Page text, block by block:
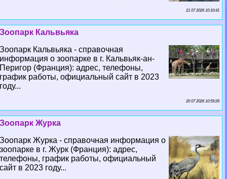
21 07 2026 10:10:41
Зоопарк Кальвьяка
Зоопарк Кальвьяка - справочная
информация о зоопарке в г. Кальвьяк-ан-
Перигор (Франция): адрес, телефоны,
график работы, официальный сайт в 2023
году...
20 07 2026 10:59:26
Зоопарк Журка
Зоопарк Журка - справочная информация о
зоопарке в г. Журк (Франция): адрес,
телефоны, график работы, официальный
сайт в 2023 году...